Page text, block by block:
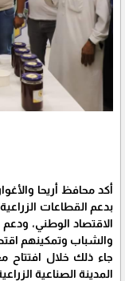
أكد محافظ أريحا
بدعم القطاعات
الاقتصاد الوطني،
والشباب وتمكينهم
جاء ذلك خلال افتتاح
المدينة الصناعية